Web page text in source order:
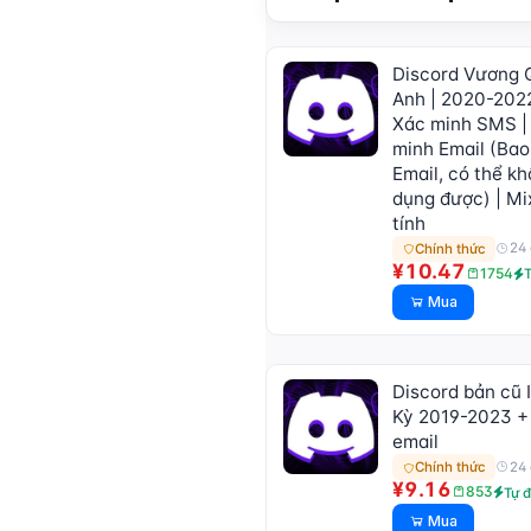
Discord Vương
Anh | 2020-
Xác minh SMS
minh Email
Email, có thể
dụng được) |
tính
Chính thức 24
¥10.47 1754
Mua
Discord bản cũ
Kỳ 2019-2023 +
email
Chính thức 24
¥9.16 853 Tự
Mua